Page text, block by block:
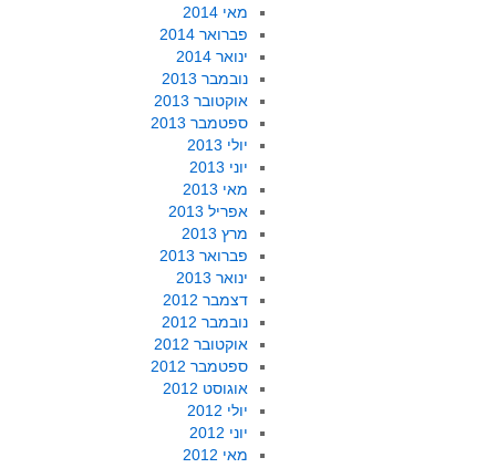
מאי 2014
פברואר 2014
ינואר 2014
נובמבר 2013
אוקטובר 2013
ספטמבר 2013
יולי 2013
יוני 2013
מאי 2013
אפריל 2013
מרץ 2013
פברואר 2013
ינואר 2013
דצמבר 2012
נובמבר 2012
אוקטובר 2012
ספטמבר 2012
אוגוסט 2012
יולי 2012
יוני 2012
מאי 2012